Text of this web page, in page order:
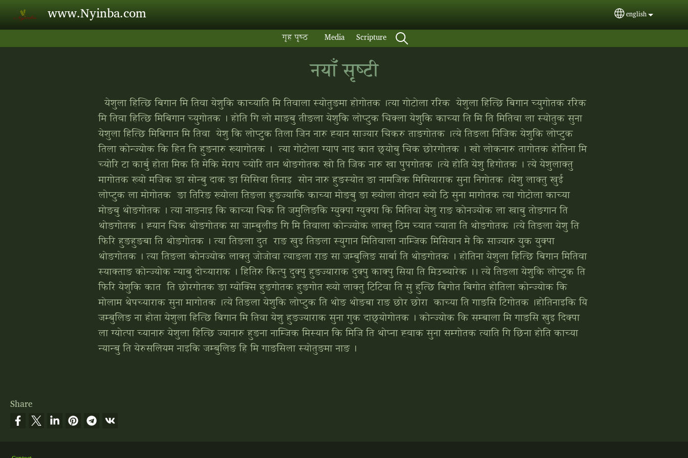
Skip to main contentwww.Nyinba.com Select your
english
गृह पृष्‍ठ Media Scripture
नयाँ सृष्‍टी
येशुला हित्‍छि बिगान मि तिवा येशुकि काच्‍याति मि तिवाला स्‍योतुङमा होगोतक ।त्‍या गोटोला ररिक येशुला हित्‍छि बिगान च्‍युगोतक ररिक
मि तिवा हित्‍छि मिबिगान च्‍युगोतक । होति गि लो माङबु तीङला येशुकि लोप्‍टुक चिक्‍ला येशुकि काच्‍या ति मि ति मितिवा ला स्‍योतुक सुना
येशुला हित्‍छि मिबिगान मि तिवा येशु कि लोप्‍टुक तिला जिन नारु ह्‍यान साज्‍यार चिकरु ताङगोतक ।त्‍ये तिङला निजिक येशुकि लोप्‍टुक
तिला कोन्‍ज्‍योक कि हित ति हुङनारु ख्‍यागोतक । त्‍या गोटोला ग्याप नाइ कात छ्‍योबु चिक छोरगोतक । खो लोकनारु तागोतक होतिना मि
च्‍योरि टा कार्बु होता मिक ति मेकि मेराप च्‍योरि तान थोङगोतक खो ति जिक नारु खा पुपगोतक ।त्‍ये होति येशु हिगोतक । त्‍ये येशुलाक्‍तु
मागोतक ख्‍यो मजिक ङा सोन्‍बु दाक ङा सिसिवा तिनाइ सोन नारु हुङस्‍योत ङा नामजिक मिसियाराक सुना निगोतक ।येशु लाक्‍तु खुई
लोप्‍टुक ला मोगोतक ङा तिरिङ ख्‍योला तिङला हुङज्‍याकि काच्‍या मोङबु ङा ख्‍योला तोदान ख्‍यो ठि सुना मागोतक त्‍या गोटोला काच्‍या
मोङबु थोङगोतक । त्‍या नाङनाइ कि काच्‍या चिक ति जमुलिङकि ग्‍युक्‍पा ग्‍युक्‍पा कि मितिवा येशु राङ कोनज्‍योक ला खाबु तोङगान ति
थोङगोतक । ह्‍यान चिक थोङगोतक सा जाम्‍बुलीङ गि मि तिवाला कोन्‍ज्‍योक लाक्‍तु ठिम च्‍यात च्‍याता ति थोङगोतक ।त्‍ये तिङला येशु ति
फिरि हुङहुङबा ति थोङगोतक । त्‍या तिङला दुत राङ खुइ तिङला स्‍युगान मितिवाला नाम्‍जिक मिसियान मे कि साज्‍यारु युक युक्‍पा
थोङगोतक । त्‍या तिङला कोनज्‍योक लाक्‍तु जोजोवा त्‍याङला राङ सा जम्‍बुलिङ सार्बा ति थोङगोतक । होतिना येशुला हित्‍छि बिगान मितिवा
स्‍याक्‍ताङ कोन्‍ज्‍योक न्‍याबु दोच्‍याराक । हितिरु कित्‍पु दुक्‍पु हुङज्‍याराक दुक्‍पु काक्‍पु सिया ति मिउब्‍यारेक ।। त्‍ये तिङला येशुकि लोप्‍टुक ति
फिरि येशुकि कात ति छोरगोतक ङा ग्‍योक्‍सि हुङगोतक हुङगोत ख्‍यो लाक्‍तु टिटिवा ति सु हुत्‍छि बिगोत बिगोत होतिला कोन्‍ज्‍योक कि
मोलाम थेपच्‍याराक सुना मागोतक ।त्‍ये तिङला येशुकि लोप्‍टुक ति थोङ थोङबा राङ छोर छोरा काच्‍या ति गाङसि टिगोतक ।होतिनाइकि यि
जम्‍बुलिङ ना होता येशुला हित्‍छि बिगान मि तिवा येशु हुङज्‍याराक सुना गुक दाछ्‍योगोतक । कोन्‍ज्‍योक कि सम्‍बाला मि गाङसि खुइ दिक्‍पा
ला ग्‍योत्‍पा च्‍यानारु येशुला हित्‍छि ज्‍यानारु हुङना नाम्‍जिक मिस्‍यान कि मिजि ति थोप्‍ना ह्‍वाक सुना सम्गोतक त्‍याति गि छिना होति काच्‍या
न्‍यान्‍बु ति येरुसलियम नाइकि जम्‍बुलिङ हि मि गाङसिला स्‍योतुङमा नाङ ।
Share
Footer